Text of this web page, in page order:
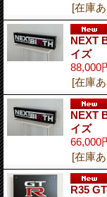
[在庫
NEXT
イズ
88,000
[在庫
NEXT
イズ
66,000
[在庫
R35